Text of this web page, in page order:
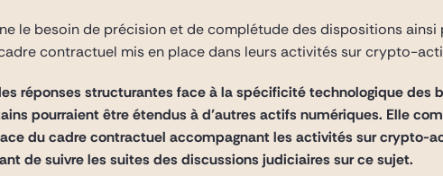
le besoin de précision et de complétude des dispositions ainsi
contractuel mis en place dans leurs activités sur crypto-
réponses structurantes face à la spécificité technologique des
pourraient être étendus à d’autres actifs numériques. Elle
du cadre contractuel accompagnant les activités sur crypto-
de suivre les suites des discussions judiciaires sur ce sujet.